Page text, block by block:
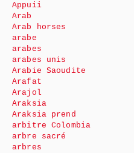
Appuii
Arab
Arab horses
arabe
arabes
arabes unis
Arabie Saoudite
Arafat
Arajol
Araksia
Araksia prend
arbitre Colombia
arbre sacré
arbres